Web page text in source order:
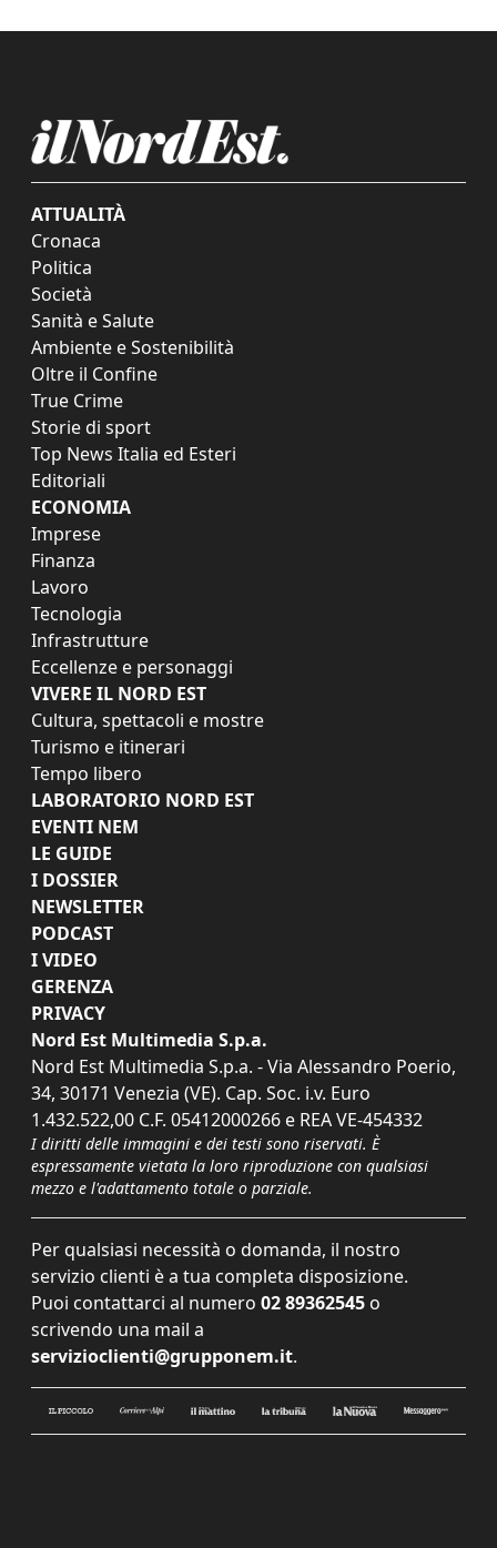
ATTUALITÀ
Cronaca
Politica
Società
Sanità e Salute
Ambiente e Sostenibilità
Oltre il Confine
True Crime
Storie di sport
Top News Italia ed Esteri
Editoriali
ECONOMIA
Imprese
Finanza
Lavoro
Tecnologia
Infrastrutture
Eccellenze e personaggi
VIVERE IL NORD EST
Cultura, spettacoli e mostre
Turismo e itinerari
Tempo libero
LABORATORIO NORD EST
EVENTI NEM
LE GUIDE
I DOSSIER
NEWSLETTER
PODCAST
I VIDEO
GERENZA
PRIVACY
Nord Est Multimedia S.p.a.
Nord Est Multimedia S.p.a. - Via Alessandro Poerio,
34, 30171 Venezia (VE). Cap. Soc. i.v. Euro
1.432.522,00 C.F. 05412000266 e REA VE-454332
I diritti delle immagini e dei testi sono riservati. È
espressamente vietata la loro riproduzione con qualsiasi
mezzo e l'adattamento totale o parziale.
Per qualsiasi necessità o domanda, il nostro
servizio clienti è a tua completa disposizione.
Puoi contattarci al numero 02 89362545 o
scrivendo una mail a
servizioclienti@grupponem.it.